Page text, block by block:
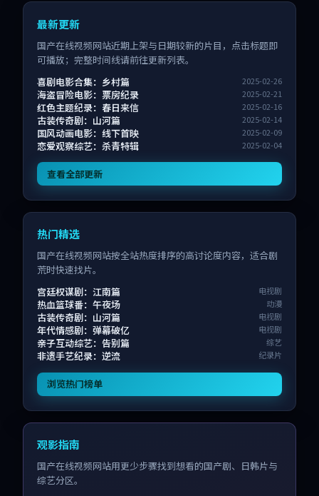
最新更新
国产在线视频网站近期上架与日期较新的片目，点击标题即
可播放；完整时间线请前往更新列表。
喜剧电影合集：乡村篇
2025-02-26
海盗冒险电影：票房纪录 2025-02-21
红色主题纪录：春日来信 2025-02-16
古装传奇剧：山河篇 2025-02-14
国风动画电影：线下首映 2025-02-09
恋爱观察综艺：杀青特辑 2025-02-04
查看全部更新
热门精选
国产在线视频网站按全站热度排序的高讨论度内容，适合剧
荒时快速找片。
宫廷权谋剧：江南篇
电视剧
热血篮球番：午夜场 动漫
古装传奇剧：山河篇 电视剧
年代情感剧：弹幕破亿 电视剧
亲子互动综艺：告别篇 综艺
非遗手艺纪录：逆流 纪录片
浏览热门榜单
观影指南
国产在线视频网站用更少步骤找到想看的国产剧、日韩片与
综艺分区。